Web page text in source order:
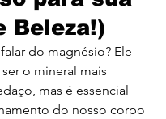
Beleza!)
do magnésio? Ele
o mineral mais
mas é essencial
do nosso corpo